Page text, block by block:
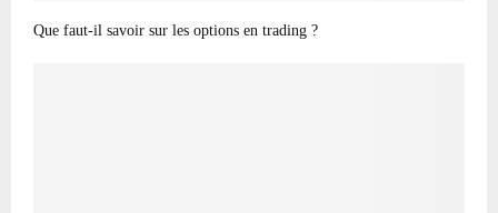
Que faut-il savoir sur les options en trading ?